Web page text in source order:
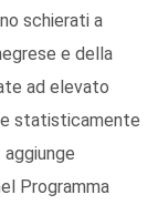
schierati a
e della
ad elevato
statisticamente
aggiunge
Programma